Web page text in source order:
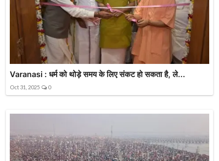
Varanasi : धर्म को थोड़े समय के लिए संकट हो सकता है, ले...
Oct 31, 2025 0